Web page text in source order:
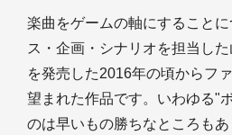
楽曲をゲームの軸にすること
ス・企画・シナリオを担当し
を発売した2016年の頃からフ
望まれた作品です。いわゆる"
のは早いもの勝ちなところも